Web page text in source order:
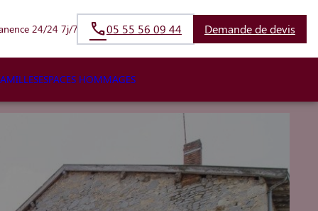
24/24 7j/7 05 55 56 09 44 Demande de devis
ESPACES HOMMAGES